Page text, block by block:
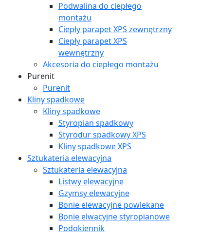
Podwalina do ciepłego
montażu
Ciepły parapet XPS zewnętrzny
Ciepły parapet XPS
wewnętrzny
Akcesoria do ciepłego montażu
Purenit
Purenit
Kliny spadkowe
Kliny spadkowe
Styropian spadkowy
Styrodur spadkowy XPS
Kliny spadkowe XPS
Sztukateria elewacyjna
Sztukateria elewacyjna
Listwy elewacyjne
Gzymsy elewacyjne
Bonie elewacyjne powlekane
Bonie elwacyjne styropianowe
Podokiennik